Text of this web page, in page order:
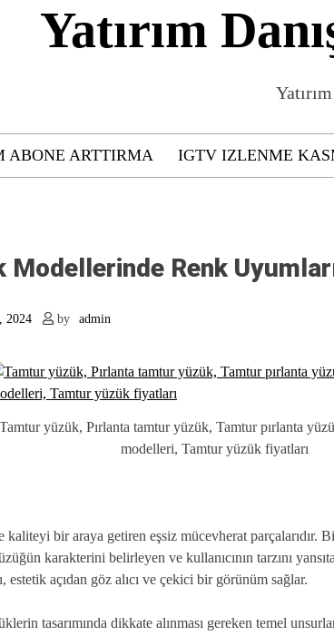
Yatırım
ABONE ARTTIRMA IGTV IZLENME
Modellerinde Renk
2024 by admin
Tamtur yüzük, Pırlanta tamtur yüzük, Tamtur pırlanta
modelleri, Tamtur yüzük fiyatları
kaliteyi bir araya getiren eşsiz mücevherat
karakterini belirleyen ve kullanıcının tarzını
açıdan göz alıcı ve çekici bir görünüm sağlar.
tasarımında dikkate alınması gereken temel